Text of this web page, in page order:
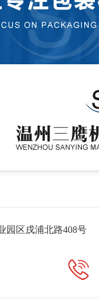
园区戌浦北路408号